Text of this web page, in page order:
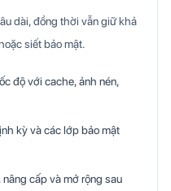
dài, đồng thời vẫn giữ khả
siết bảo mật.
độ với cache, ảnh nén,
kỳ và các lớp bảo mật
cấp và mở rộng sau